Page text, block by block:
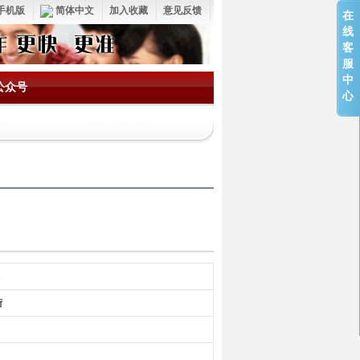
意见反馈
加入收藏
简体中文
机版
众号
在
线
客
服
中
心